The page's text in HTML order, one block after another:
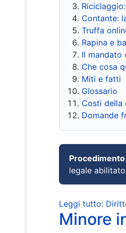
Contante:
Truffa
Rapina e
Il mandato
Che cosa
Miti e fatti
Glossario
Costi della
Domande
legale
Leggi tutto:
Minore